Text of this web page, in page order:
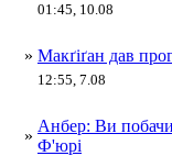
01:45, 10.08
» Макґіґан дав
12:55, 7.08
»
Анбер: Ви
Ф'юрі